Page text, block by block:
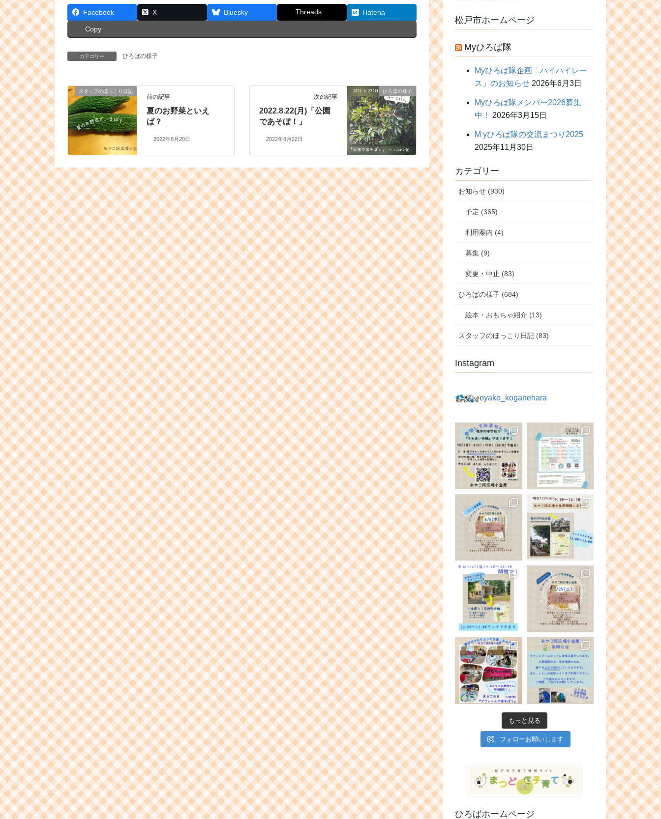
Facebook X Bluesky Threads Hatena
Copy
カテゴリー ひろばの様子
スタッフのほっこり日記
前の記事
夏のお野菜といえ
ば？
2022年8月20日
ひろばの様子
次の記事
2022.8.22(月)「公園
であそぼ！」
2022年8月22日
松戸市ホームページ
Myひろば隊
Myひろば隊企画「ハイハイレー
ス」のお知らせ 2026年6月3日
Myひろば隊メンバー2026募集
中！
2026年3月15日
M yひろば隊の交流まつり2025
2025年11月30日
カテゴリー
お知らせ (930)
予定 (365)
利用案内 (4)
募集 (9)
変更・中止 (83)
ひろばの様子 (684)
絵本・おもちゃ紹介 (13)
スタッフのほっこり日記 (83)
Instagram
oyako_koganehara
もっと見る
フォローお願いします
ひろばホームページ